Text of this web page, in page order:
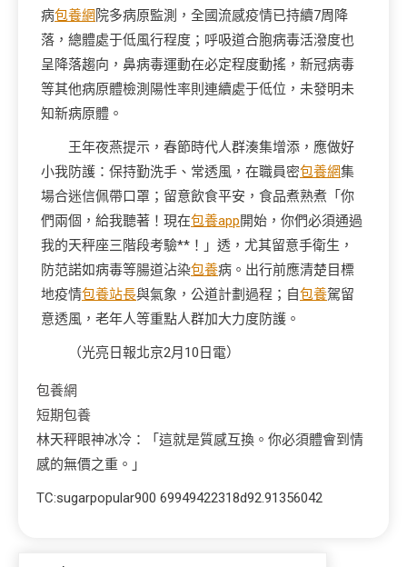
病包養網 院多病原監測，全國流感疫情已持續7周降
落，總體處于低風行程度；呼吸道合胞病毒活潑度也
呈降落趨向，鼻病毒運動在必定程度動搖，新冠病毒
等其他病原體檢測陽性率則連續處于低位，未發明未
知新病原體。
王年夜燕提示，春節時代人群湊集增添，應做好
小我防護：保持勤洗手、常透風，在職員密包養網集
場合迷信佩帶口罩；留意飲食平安，食品煮熟煮「你
們兩個，給我聽著！現在包養app開始，你們必須通過
我的天秤座三階段考驗**！」透，尤其留意手衛生，
防范諾如病毒等腸道沾染包養病。出行前應清楚目標
地疫情包養站長與氣象，公道計劃過程；自包養駕留
意透風，老年人等重點人群加大力度防護。
（光亮日報北京2月10日電）
包養網
短期包養
林天秤眼神冰冷：「這就是質感互換。你必須體會到情
感的無價之重。」
TC:sugarpopular900 69949422318d92.91356042